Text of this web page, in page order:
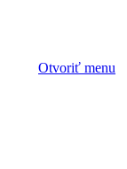
Otvoriť menu